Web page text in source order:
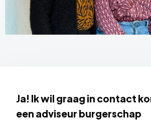
Ja! Ik wil graag in contact
een adviseur burgerschap